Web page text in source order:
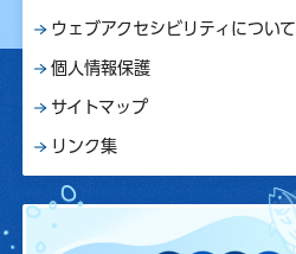
ウェブアクセシビリティについて
個人情報保護
サイトマップ
リンク集